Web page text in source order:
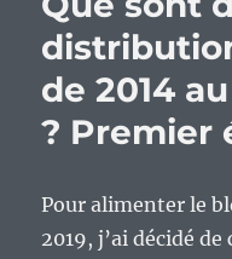
de 2014
? Premier
Pour alimenter le
2019, j’ai décidé